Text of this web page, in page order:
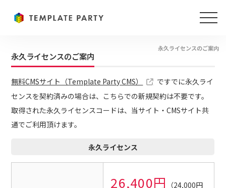
永久ライセンスのご案内
永久ライセンスのご案内
無料CMSサイト（Template Party CMS）
ですでに永久ライ
センスを契約済みの場合は、こちらでの新規契約は不要です。
取得された永久ライセンスコードは、当サイト・CMSサイト共
通でご利用頂けます。
永久ライセンス
26,400円
（24,000円